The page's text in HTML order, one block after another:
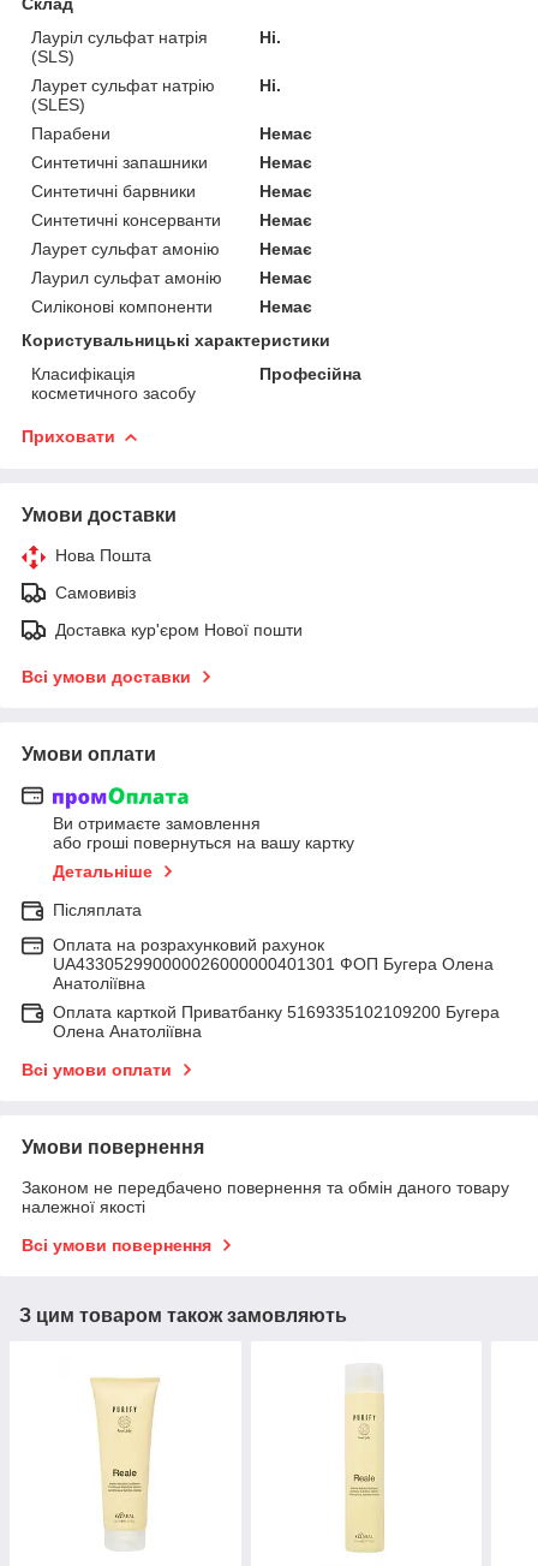
Лауріл сульфат натрія
(SLS)
Ні.
Лаурет сульфат натрію
(SLES)
Ні.
Парабени
Немає
Синтетичні запашники
Немає
Синтетичні барвники
Немає
Синтетичні консерванти
Немає
Лаурет сульфат амонію
Немає
Лаурил сульфат амонію
Немає
Силіконові компоненти
Немає
Користувальницькі характеристики
Класифікація
косметичного засобу
Професійна
Приховати
Умови доставки
Нова Пошта
Самовивіз
Доставка кур'єром Нової пошти
Всі умови доставки
Умови оплати
Ви отримаєте замовлення
або гроші повернуться на вашу картку
Детальніше
Післяплата
Оплата на розрахунковий рахунок
UA433052990000026000000401301 ФОП Бугера Олена
Анатоліївна
Оплата карткой Приватбанку 5169335102109200 Бугера
Олена Анатоліївна
Всі умови оплати
Умови повернення
Законом не передбачено повернення та обмін даного товару
належної якості
Всі умови повернення
З цим товаром також замовляють